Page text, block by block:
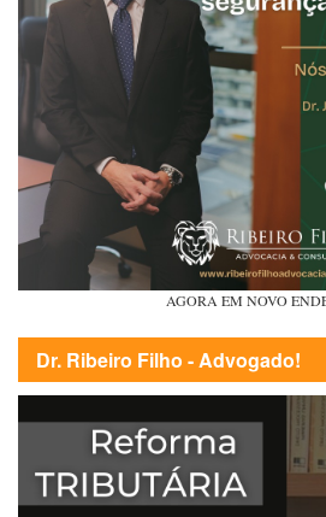
AGORA EM NOVO
Dr. Ribeiro Filho - Advogado!